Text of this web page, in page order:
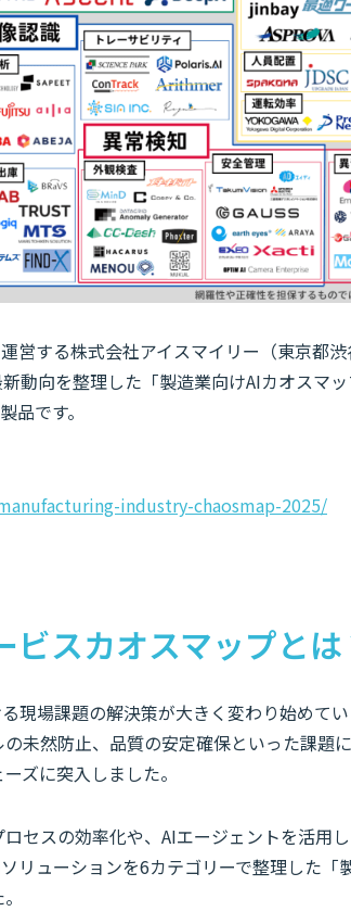
営する株式会社アイスマイリー（東京都
動向を整理した「製造業向けAIカオスマ
品です。​
industry-chaosmap-2025/
スカオスマップとは
現場課題の解決策が大きく変わり始めて
未然防止、品質の安定確保といった課題に
ズに突入しました。
セスの効率化や、AIエージェントを活用
リューションを6カテゴリーで整理した「